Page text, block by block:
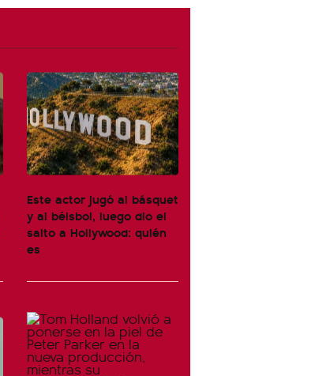
Este actor jugó al básquet
y al béisbol, luego dio el
salto a Hollywood: quién
es